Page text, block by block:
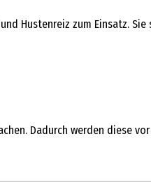
Hustenreiz zum Einsatz.
Dadurch werden diese